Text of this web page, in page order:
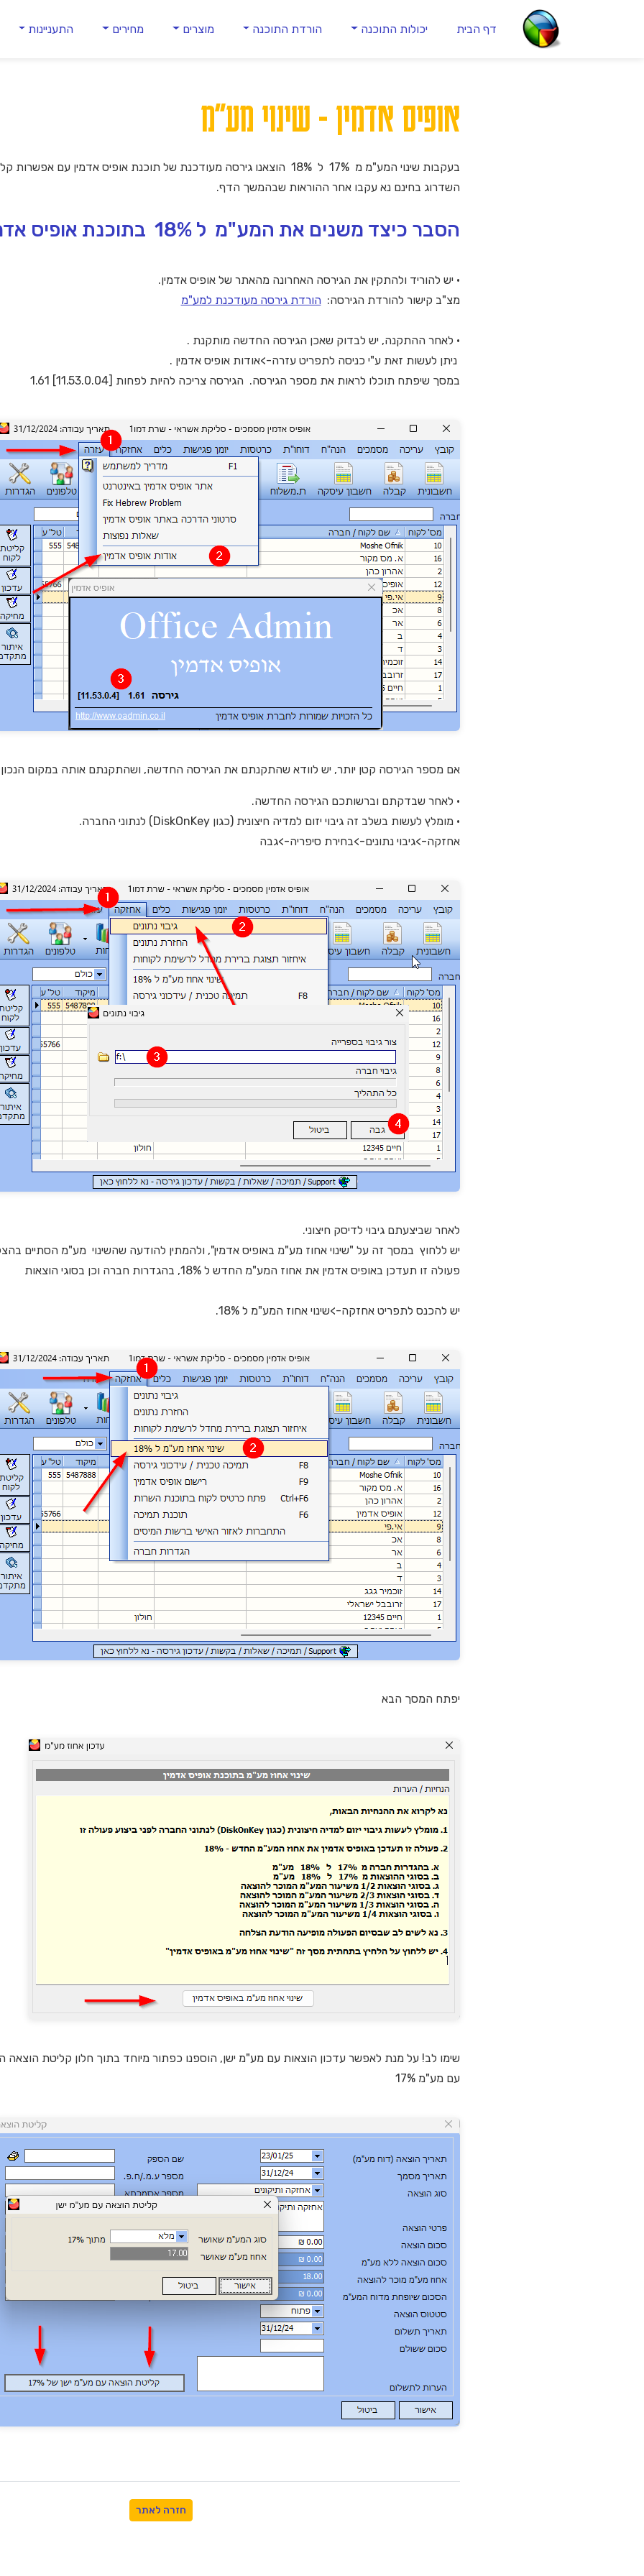
דף הבית יכולות התוכנה הורדת התוכנה מוצרים מחירים התעניינות
אופיס אדמין - שינוי מע"מ
בעקבות שינוי המע"מ מ 17% ל 18% הוצאנו גירסה מעודכנת של תוכנת אופיס אדמין עם אפשרות קלה לעדכון המע"מ.
השדרוג בחינם נא עקבו אחר ההוראות שבהמשך הדף.
הסבר כיצד משנים את המע"מ ל 18% בתוכנת אופיס אדמין
• יש להוריד ולהתקין את הגירסה האחרונה מהאתר של אופיס אדמין.
מצ"ב קישור להורדת הגירסה: הורדת גירסה מעודכנת למע"מ
• לאחר ההתקנה, יש לבדוק שאכן הגירסה החדשה מותקנת .
ניתן לעשות זאת ע"י כניסה לתפריט עזרה->אודות אופיס אדמין .
במסך שיפתח תוכלו לראות את מספר הגירסה. הגירסה צריכה להיות לפחות [11.53.0.04] 1.61
אם מספר הגירסה קטן יותר, יש לוודא שהתקנתם את הגירסה החדשה, ושהתקנתם אותה במקום
• לאחר שבדקתם וברשותכם הגירסה החדשה.
• מומלץ לעשות בשלב זה גיבוי יזום למדיה חיצונית (כגון DiskOnKey) לנתוני החברה.
אחזקה->גיבוי נתונים->בחירת סיפריה->גבה
לאחר שביצעתם גיבוי לדיסק חיצוני.
יש ללחוץ במסך זה על "שינוי אחוז מע"מ באופיס אדמין", ולהמתין להודעה שהשינוי מע"מ הסתיים
פעולה זו תעדכן באופיס אדמין את אחוז המע"מ החדש ל 18%, בהגדרות חברה וכן בסוגי הוצאות
יש להכנס לתפריט אחזקה->שינוי אחוז המע"מ ל 18%.
יפתח המסך הבא
שימו לב! על מנת לאפשר עדכון הוצאות עם מע"מ ישן, הוספנו כפתור מיוחד בתוך חלון קליטת
עם מע"מ 17%
חזרה לאתר